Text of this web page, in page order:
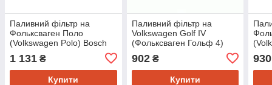
Паливний фільтр на
Фольксваген Поло
(Volkswagen Polo) Bosch
1 131 ₴
Купити
Паливний фільтр на
Volkswagen Golf IV
(Фольксваген Гольф 4)
0450906374
902₴
Купити
930